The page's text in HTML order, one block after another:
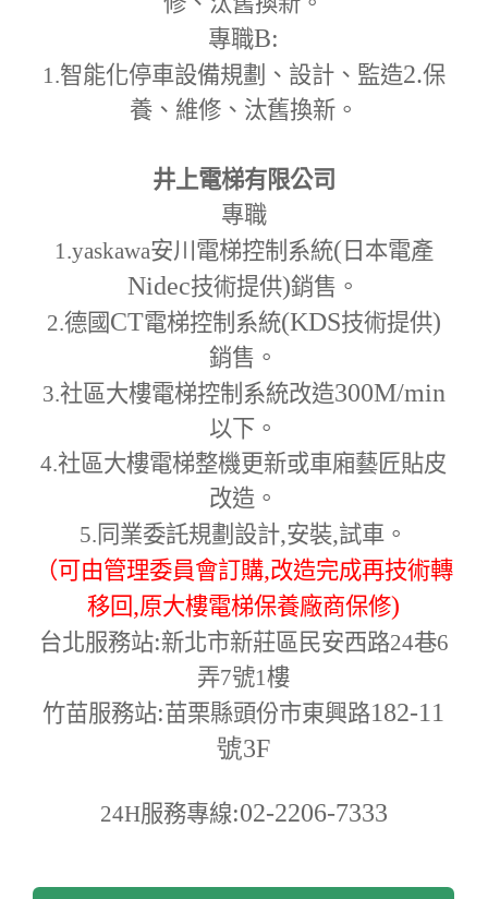
專職B:
1.智能化停車設備規劃、設計、監造2.保
養、維修、汰舊換新。
井上電梯有限公司
專職
1.yaskawa安川電梯控制系統( 日本電產
Nidec技術提供)銷售。
2.德國 CT電梯控制系統(KDS技術提供)
銷售。
3.社區大樓電梯控制系統改造300M/min
以下。
4.社區大樓電梯整機更新或車廂藝匠貼皮
改造。
5. 同業委託規劃設計,安裝,試車。
（可由管理委員會訂購,改造完成再技術轉
移回,原大樓電梯保養廠商保修)
台北服務站:新北市新莊區民安西路24巷6
弄7號1樓
竹苗服務站:苗栗縣頭份市東興路182-11
號3F
24H服務專線:02-2206-7333